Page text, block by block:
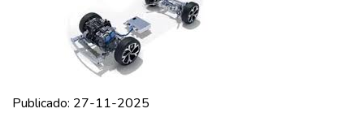
Publicado: 27-11-2025